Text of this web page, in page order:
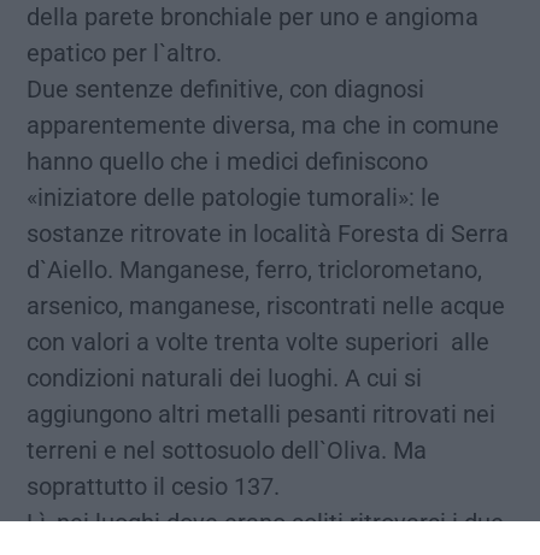
della parete bronchiale per uno e angioma
epatico per l`altro.
Due sentenze definitive, con diagnosi
apparentemente diversa, ma che in comune
hanno quello che i medici definiscono
«iniziatore delle patologie tumorali»: le
sostanze ritrovate in località Foresta di Serra
d`Aiello. Manganese, ferro, triclorometano,
arsenico, manganese, riscontrati nelle acque
con valori a volte trenta volte superiori alle
condizioni naturali dei luoghi. A cui si
aggiungono altri metalli pesanti ritrovati nei
terreni e nel sottosuolo dell`Oliva. Ma
soprattutto il cesio 137.
Lì, nei luoghi dove erano soliti ritrovarsi i due